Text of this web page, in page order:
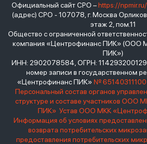
Официальный сайт СРО –https://npmir.ru/
(адрес) СРО - 107078, г. Москва Орликов
этаж 2, пом.11
Общество с ограниченной
компания «Центрофинанс ПИК» (ООО
ПИК»)
ИНН: 2902078584, ОГРН:
номер записи в государственном
«Центрофинанс ПИК» №
Персональный состав органов
структуре и составе участников ООО
ПИК» Устав ООО МКК
Информация об условиях
возврата потребительских
предоставления потребительских